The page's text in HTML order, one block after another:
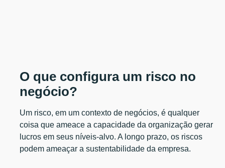
O que configura um risco no
negócio?
Um risco, em um contexto de negócios, é qualquer
coisa que ameace a capacidade da organização gerar
lucros em seus níveis-alvo. A longo prazo, os riscos
podem ameaçar a sustentabilidade da empresa.